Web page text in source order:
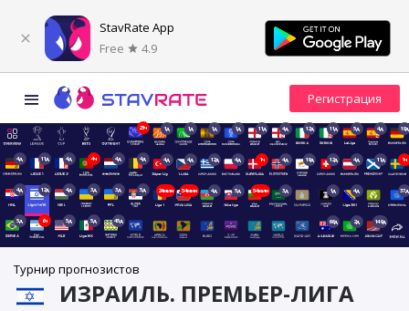
StavRate App
Free
4.9
23ч 1д 1д 1д 1д 11д 4д 12д 11д 5д 4д 18д
4д 11д 4д 4ч 4д 4д 4д 4д 12д 4д 1ч 4д 19д 12д 4д 11д 1ч
4д 12д 4д 3д 3д 5д 24мин 54мин 4д 5д 54мин 3д 1д 4д 37д
5д 6ч 5д 5д 45д 66д 2д 149д
Турнир прогнозистов
ИЗРАИЛЬ. ПРЕМЬЕР-ЛИГА